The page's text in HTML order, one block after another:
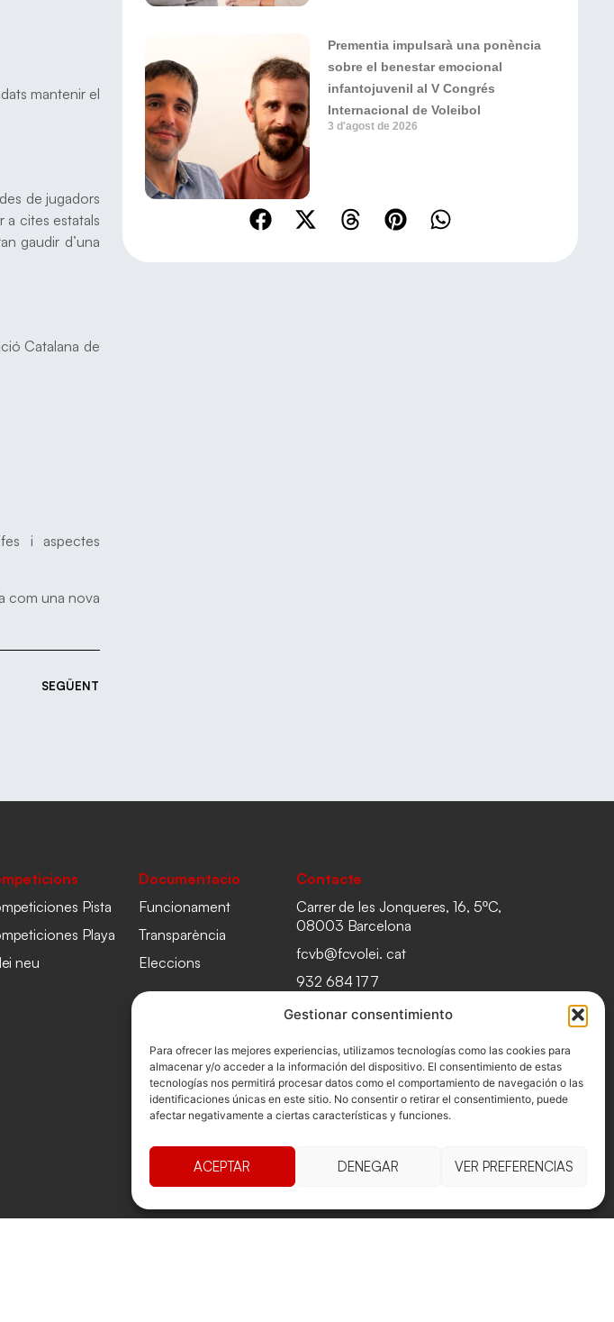
Gestionar consentimiento
Para ofrecer las mejores experiencias, utilizamos tecnologías como las cookies para
almacenar y/o acceder a la información del dispositivo. El consentimiento de estas
tecnologías nos permitirá procesar datos como el comportamiento de navegación o las
identificaciones únicas en este sitio. No consentir o retirar el consentimiento, puede
afectar negativamente a ciertas características y funciones.
ACEPTAR DENEGAR VER PREFERENCIAS
mantenir el
de jugadors
a cites estatals
gaudir d’una
Catalana de
i aspectes
com una nova
SEGÜENT
Prementia impulsarà una ponència
sobre el benestar emocional
infantojuvenil al V Congrés
Internacional de Voleibol
3 d'agost de 2026
Pista
Playa
neu
Documentacio
Funcionament
Transparència
Eleccions
Contacte
Carrer de les Jonqueres, 16, 5ºC,
08003 Barcelona
fcvb@fcvolei. cat
932 684 177